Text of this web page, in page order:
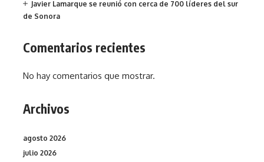
Javier Lamarque se reunió con cerca de 700 líderes del sur
de Sonora
Comentarios recientes
No hay comentarios que mostrar.
Archivos
agosto 2026
julio 2026